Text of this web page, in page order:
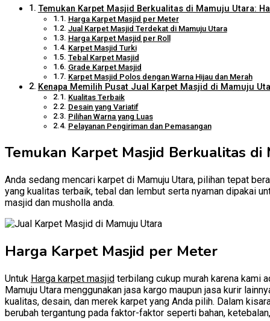
Temukan Karpet Masjid Berkualitas di Mamuju Utara:
Harga Karpet Masjid per Meter
Jual Karpet Masjid Terdekat di Mamuju Utara
Harga Karpet Masjid per Roll
Karpet Masjid Turki
Tebal Karpet Masjid
Grade Karpet Masjid
Karpet Masjid Polos dengan Warna Hijau dan Merah
Kenapa Memilih Pusat Jual Karpet Masjid di Mamuju
Kualitas Terbaik
Desain yang Variatif
Pilihan Warna yang Luas
Pelayanan Pengiriman dan Pemasangan
Temukan Karpet Masjid Berkualitas
Anda sedang mencari karpet di Mamuju Utara, pilihan tepat
yang kualitas terbaik, tebal dan lembut serta nyaman dipakai
masjid dan musholla anda.
Harga Karpet Masjid per Meter
Untuk Harga karpet masjid terbilang cukup murah karena kami
Mamuju Utara menggunakan jasa kargo maupun jasa kurir
kualitas, desain, dan merek karpet yang Anda pilih. Dalam
berubah tergantung pada faktor-faktor seperti bahan,